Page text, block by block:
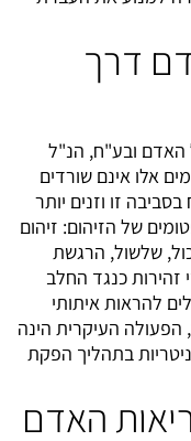
דרך
האדם ובע"ח, הנ"ל
אלו אינם שורדים
זו וזנים יותר
של הזיהום: זיהום
שלשול, הרגשת
זהירות כנגד החלב
להראות איתותי
העיקרית הינה
בתהליך הפקת
האדם